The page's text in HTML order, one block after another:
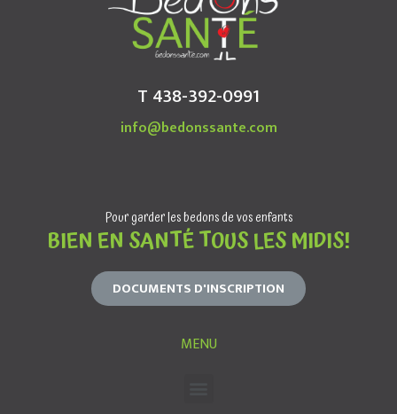
T 438-392-0991
info@bedonssante.com
Pour garder les bedons de vos enfants
BIEN EN SANTÉ TOUS LES MIDIS!
DOCUMENTS D'INSCRIPTION
MENU